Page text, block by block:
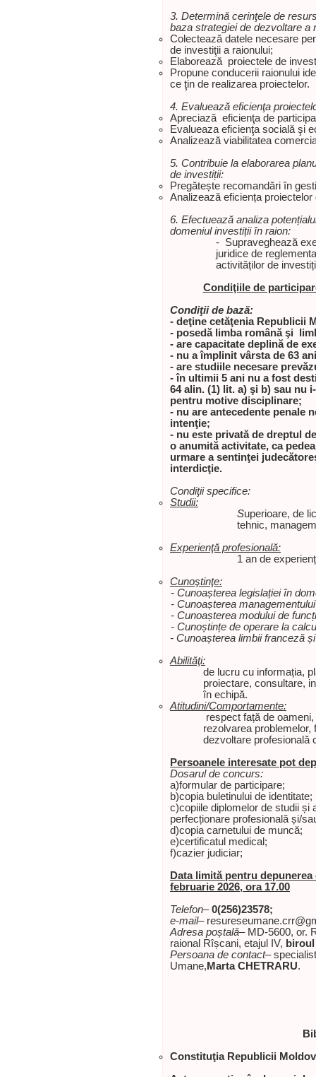
3. Determină cerinţele de
baza strategiei de dezvoltare a
Colectează datele necesare
de investiţii a raionului;
Elaborează proiectele de
Propune conducerii raionului
ce ţin de realizarea proiectеlor.
4. Evaluează eficienţa
Apreciază eficienţa de
Evalueaza eficienţa socială şi
Analizează viabilitatea
5. Contribuie la elaborarea
de investiții:
Pregătește recomandări în
Analizează eficiența
6. Efectuează analiza
domeniul investiții în raion:
- Supraveghează
juridice de
activităților de
Condiţiile de
Condiţii de bază:
- deţine cetăţenia Republicii
- posedă limba română şi
- are capacitate deplină de
- nu a împlinit vârsta de 63
- are studiile necesare
-în ultimii 5 ani nu a fost
64 alin. (1) lit. a) şi b) sau nu
pentru motive disciplinare;
- nu are antecedente penale
intenţie;
- nu este privată de dreptul
o anumită activitate, ca
urmare a sentinţei
interdicţie.
Condiţii specifice:
Studii:
Superioare, de
tehnic,
Experienţă profesională:
1 an de
Cunoştinţe:
- Cunoașterea legislației în
- Cunoașterea
- Cunoașterea modului de
- Cunoștințe de operare la
- Cunoașterea limbii franceză
Abilităţi:
de lucru cu informația,
proiectare, consultare,
în echipă.
Atitudini/Comportamente:
respect față de
rezolvarea problemelor,
dezvoltare profesională
Persoanele interesate pot
Dosarul de concurs:
a)formular de participare;
b)copia buletinului de identitate;
c)copiile diplomelor de studii și
perfecționare profesională și/
d)copia carnetului de muncă;
e)certificatul medical;
f)cazier judiciar;
Data limită pentru
februarie 2026, ora 17.00
Telefon–0(256)23578;
e-mail–
Adresa poștală– MD-5600, or.
raional Rîșcani, etajul IV,
Persoana de contact–
Umane, Marta CHETRARU.
Constituţia Republicii